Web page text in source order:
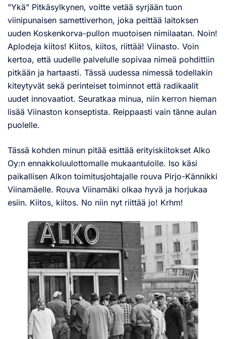
”Ykä” Pitkäsylkynen, voitte vetää syrjään tuon
viinipunaisen samettiverhon, joka peittää laitoksen
uuden Koskenkorva-pullon muotoisen nimilaatan. Noin!
Aplodeja kiitos! Kiitos, kiitos, riittää! Viinasto. Voin
kertoa, että uudelle palvelulle sopivaa nimeä pohdittiin
pitkään ja hartaasti. Tässä uudessa nimessä todellakin
kiteytyvät sekä perinteiset toiminnot että radikaalit
uudet innovaatiot. Seuratkaa minua, niin kerron hieman
lisää Viinaston konseptista. Reippaasti vain tänne aulan
puolelle.
Tässä kohden minun pitää esittää erityiskiitokset Alko
Oy:n ennakkoluulottomalle mukaantulolle. Iso käsi
paikallisen Alkon toimitusjohtajalle rouva Pirjo-Kännikki
Viinamäelle. Rouva Viinamäki olkaa hyvä ja horjukaa
esiin. Kiitos, kiitos. No niin nyt riittää jo! Krhm!